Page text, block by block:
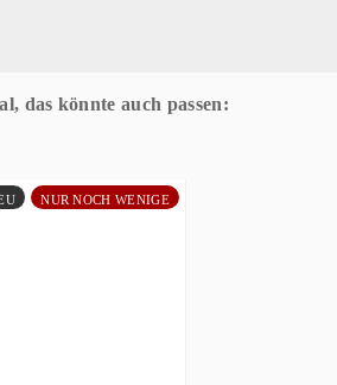
das könnte auch passen:
NUR NOCH WENIGE